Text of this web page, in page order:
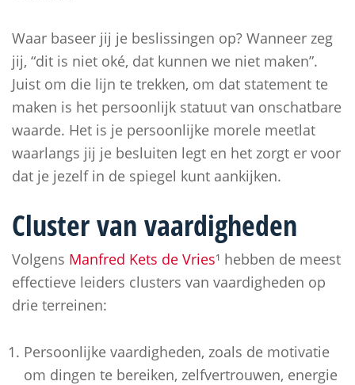
Waar baseer jij je beslissingen op? Wanneer zeg
jij, “dit is niet oké, dat kunnen we niet maken”.
Juist om die lijn te trekken, om dat statement te
maken is het persoonlijk statuut van onschatbare
waarde. Het is je persoonlijke morele meetlat
waarlangs jij je besluiten legt en het zorgt er voor
dat je jezelf in de spiegel kunt aankijken.
Cluster van vaardigheden
Volgens Manfred Kets de Vries¹ hebben de meest
effectieve leiders clusters van vaardigheden op
drie terreinen:
Persoonlijke vaardigheden, zoals de motivatie
om dingen te bereiken, zelfvertrouwen, energie